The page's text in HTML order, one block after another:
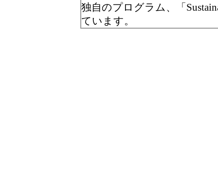
独自のプログラム、「
ています。